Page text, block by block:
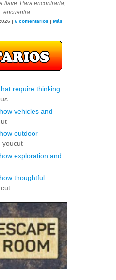
llave. Para encontrarla,
encuentra...
| 6 comentarios | Más
require thinking
vehicles and
outdoor
youcut
exploration and
thoughtful